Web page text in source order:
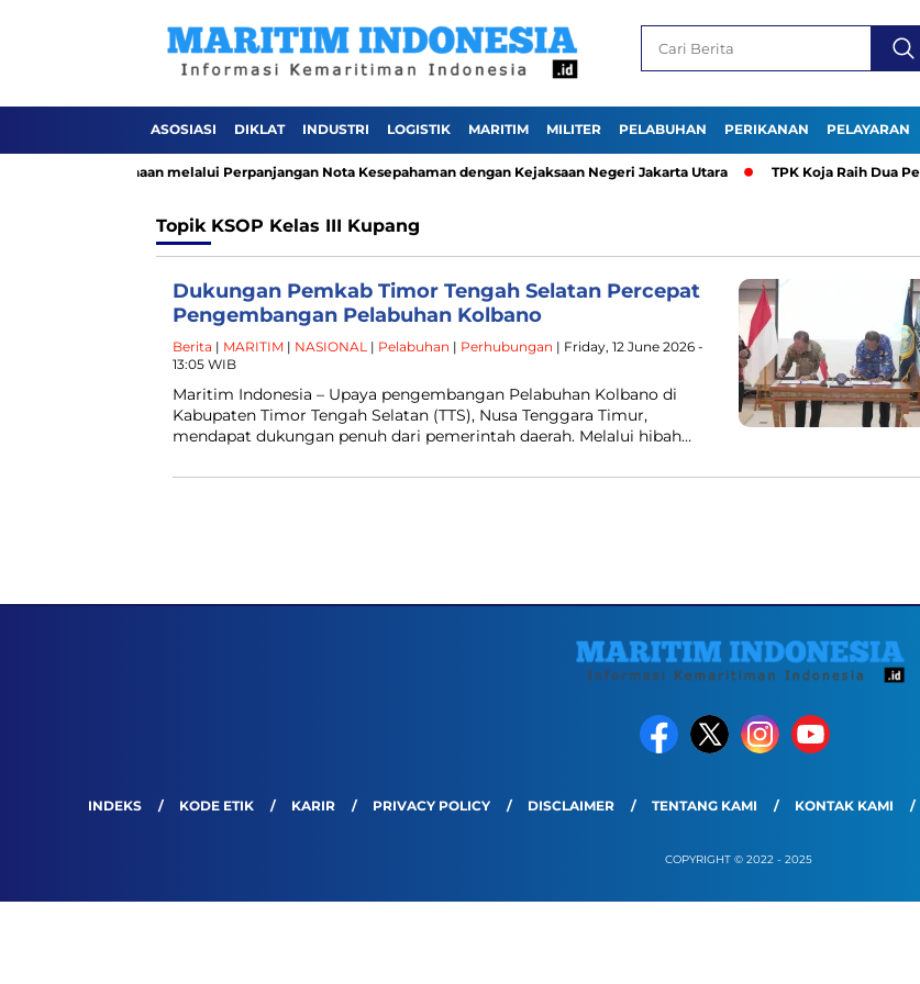
ASOSIASI DIKLAT INDUSTRI LOGISTIK MARITIM MILITER PELABUHAN PERIKANAN PELAYARAN
Kelola Perusahaan melalui Perpanjangan Nota Kesepahaman dengan Kejaksaan Negeri Jakarta Utara TPK Koja Raih Dua
Topik KSOP Kelas III Kupang
Dukungan Pemkab Timor Tengah Selatan Percepat
Pengembangan Pelabuhan Kolbano
Berita | MARITIM | NASIONAL | Pelabuhan | Perhubungan | Friday, 12 June 2026 -
13:05 WIB
Maritim Indonesia – Upaya pengembangan Pelabuhan Kolbano di
Kabupaten Timor Tengah Selatan (TTS), Nusa Tenggara Timur,
mendapat dukungan penuh dari pemerintah daerah. Melalui hibah…
INDEKS KODE ETIK KARIR PRIVACY POLICY DISCLAIMER TENTANG KAMI KONTAK KAMI
COPYRIGHT © 2022 - 2025